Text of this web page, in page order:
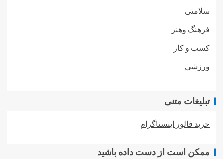
سلامتی
فرهنگ وهنر
کسب و کار
ورزشی
تبلیغات متنی
خرید فالور اینستاگرام
ممکن است از دست داده باشید